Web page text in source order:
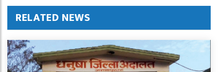
RELATED NEWS